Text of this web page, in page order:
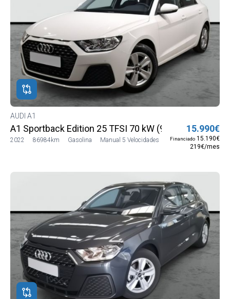
AUDI A1
A1 Sportback Edition 25 TFSI 70 kW (95 CV)
2022 86984km Gasolina Manual 5 Velocidades
15.990€
Financiado 15.190€
219€/mes